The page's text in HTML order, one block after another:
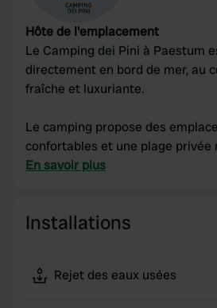
Hôte de l'emplacement
Le Camping dei Pini à Paestum
directement en bord de mer, au
fraîche et luxuriante.
Le camping propose des
confortables et une plage privée
campeurs.
les célèbres temples de
Le Camping dei Pini offre à ses
En savoir plus
Installations
Rejet des eaux usées